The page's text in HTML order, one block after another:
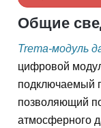
Общие
Trema-модуль
цифровой
подключаемый
позволяющий
атмосферного